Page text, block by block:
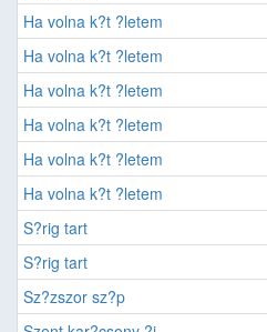
Ha volna k?t ?letem
Ha volna k?t ?letem
Ha volna k?t ?letem
Ha volna k?t ?letem
Ha volna k?t ?letem
Ha volna k?t ?letem
S?rig tart
S?rig tart
Sz?zszor sz?p